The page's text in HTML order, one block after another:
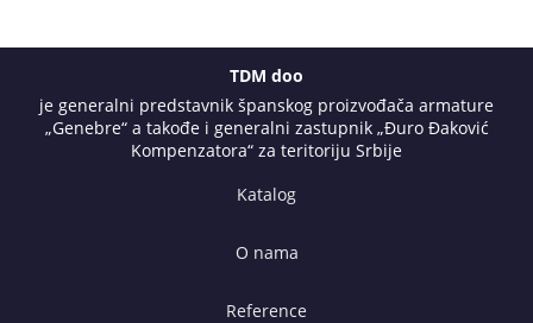
TDM doo
je generalni predstavnik španskog proizvođača armature
„Genebre“ a takođe i generalni zastupnik „Đuro Đaković
Kompenzatora“ za teritoriju Srbije
Katalog
O nama
Reference